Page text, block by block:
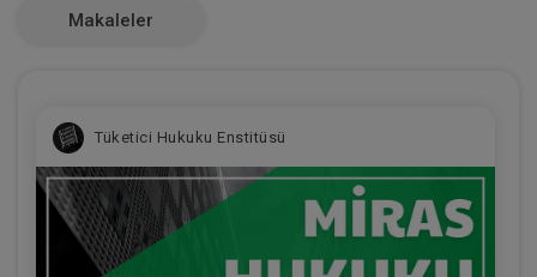
Makaleler
Tüketici Hukuku Enstitüsü